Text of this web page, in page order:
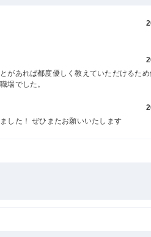
があれば都度優しく教えていただけるた
場でした。
した！ ぜひまたお願いいたします